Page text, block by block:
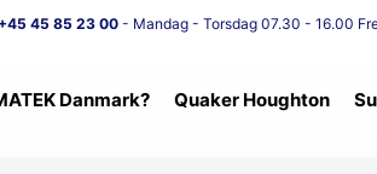
45 85 23 00- Mandag - Torsdag 07.30 - 16.00
Danmark? Quaker Houghton